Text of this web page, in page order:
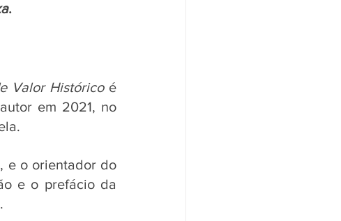
.
Valor Histórico é
em 2021, no
e o orientador do
e o prefácio da